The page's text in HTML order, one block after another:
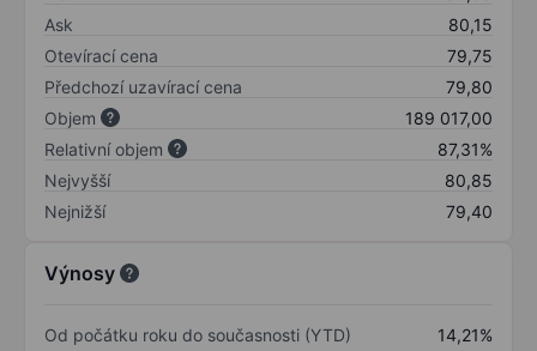
Ask
80,15
Otevírací cena
79,75
Předchozí uzavírací cena
79,80
Objem
189 017,00
Relativní objem
87,31%
Nejvyšší
80,85
Nejnižší
79,40
Výnosy
Od počátku roku do současnosti (YTD)
14,21%